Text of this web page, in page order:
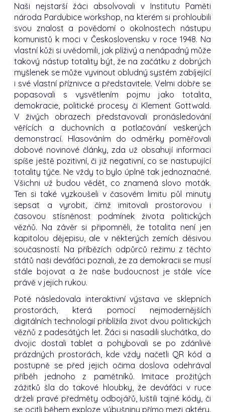
Naši nejstarší žáci absolvovali v Institutu Paměti
národa Pardubice workshop, na kterém si prohloubili
svou znalost a povědomí o okolnostech nástupu
komunistů k moci v Československu v roce 1948. Na
vlastní kůži si uvědomili, jak plíživý a nenápadný může
takový nástup totality být, že na začátku z dobrých
myšlenek se může vyvinout obludný systém zabíjející
i své vlastní příznivce a představitele. Velmi dobře se
popasovali s vysvětlením pojmu jako totalita,
demokracie, politické procesy či Klement Gottwald.
V živých obrazech představovali pronásledování
věřících a duchovních a potlačování veškerých
demonstrací. Hlasováním do odměrky poměřovali
dobové novinové články, zda už obsahují informaci
spíše ještě pozitivní, či již negativní, co se nastupující
totality týče. Ne vždy to bylo úplně tak jednoznačné.
Všichni už budou vědět, co znamená slovo moták.
Ten si také vyzkoušeli v časovém limitu půl minuty
sepsat a vyrobit, čímž imitovali prostorovou i
časovou stísněnost podmínek života politických
vězňů. Na závěr si připomněli, že totalita není jen
kapitolou dějepisu, ale v některých zemích děsivou
současností. Na příbězích odpůrců režimu z těchto
států naši deváťáci poznali, že za demokracii se musí
stále bojovat a že naše budoucnost je stále více
právě v jejich rukou.
Poté následovala interaktivní výstava ve sklepních
prostorách, která pomocí nejmodernějších
digitálních technologií přiblížila život dvou politických
vězňů z padesátých let. Žáci si nasadili sluchátka, do
dvojic dostali tablet a pohybovali se po zdánlivě
prázdných prostorách, kde vždy načetli QR kód a
postupně se před jejich očima doslova odehrával
příběh jednoho z pamětníků. Imitace prožitých
zážitků šla do takové hloubky, že deváťáci v ruce
drželi pravé předměty odbojářů, luštili tajné kódy, či
se ocitli během exploze výbušniny přímo mezi aktéry.